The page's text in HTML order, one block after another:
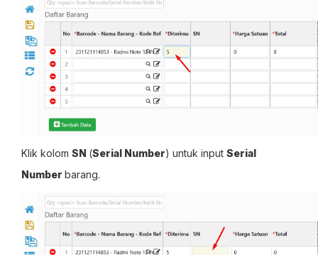
Klik kolom SN (Serial Number) untuk input Serial
Number barang.